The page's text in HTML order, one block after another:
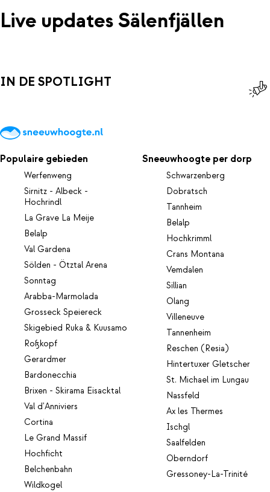
Live updates Sälenfjällen
IN DE SPOTLIGHT
Populaire gebieden
Werfenweng
Sirnitz - Albeck -
Hochrindl
La Grave La Meije
Belalp
Val Gardena
Sölden - Ötztal Arena
Sonntag
Arabba-Marmolada
Grosseck Speiereck
Skigebied Ruka & Kuusamo
Roßkopf
Gerardmer
Bardonecchia
Brixen - Skirama Eisacktal
Val d'Anniviers
Cortina
Le Grand Massif
Hochficht
Belchenbahn
Wildkogel
Sneeuwhoogte per dorp
Schwarzenberg
Dobratsch
Tannheim
Belalp
Hochkrimml
Crans Montana
Vemdalen
Sillian
Olang
Villeneuve
Tannenheim
Reschen (Resia)
Hintertuxer Gletscher
St. Michael im Lungau
Nassfeld
Ax les Thermes
Ischgl
Saalfelden
Oberndorf
Gressoney-La-Trinité